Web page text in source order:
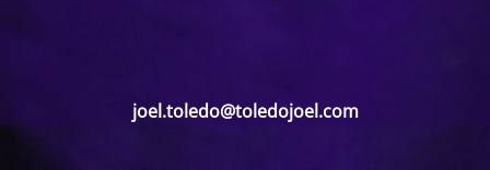
joel.toledo@toledojoel.com